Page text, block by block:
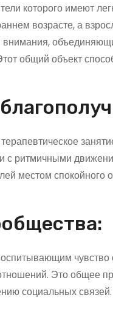
которого имеют
возрасте, а
внимания,
общий объект
с ритмичными
местом спокойного
чувство
Это общее
социальных связей.